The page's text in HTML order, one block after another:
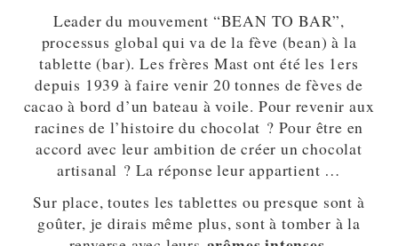
Leader du mouvement “BEAN TO BAR”,
processus global qui va de la fève (bean) à la
tablette (bar). Les frères Mast ont été les 1ers
depuis 1939 à faire venir 20 tonnes de fèves de
cacao à bord d’un bateau à voile. Pour revenir aux
racines de l’histoire du chocolat ? Pour être en
accord avec leur ambition de créer un chocolat
artisanal ? La réponse leur appartient …
Sur place, toutes les tablettes ou presque sont à
goûter, je dirais même plus, sont à tomber à la